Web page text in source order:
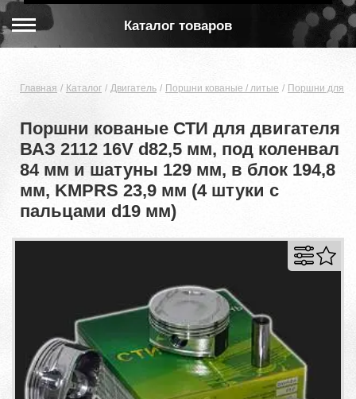
Каталог товаров
Главная Каталог Двигатель Поршни кованые / литые Поршни для
Поршни кованые СТИ для двигателя
ВАЗ 2112 16V d82,5 мм, под коленвал
84 мм и шатуны 129 мм, в блок 194,8
мм, KMPRS 23,9 мм (4 штуки с
пальцами d19 мм)